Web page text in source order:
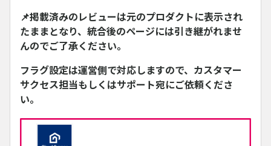
📌掲載済みのレビューは元のプロダクトに表示され
たままとなり、統合後のページには引き継がれませ
んのでご了承ください。
フラグ設定は運営側で対応しますので、カスタマー
サクセス担当もしくはサポート宛にご依頼くださ
い。